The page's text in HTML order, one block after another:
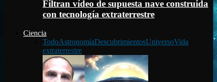
Filtran vídeo de supuesta nave construida
con tecnología extraterrestre
Ciencia
TodoAstronomíaDescubrimientosUniversoVida
extraterrestre